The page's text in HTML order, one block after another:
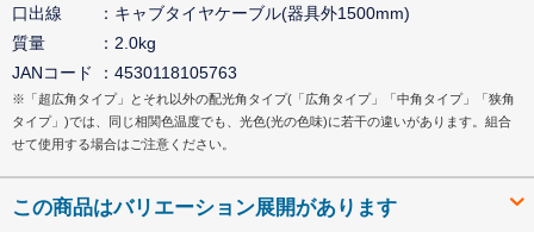
口出線
キャブタイヤケーブル(器具外1500mm)
質量
2.0kg
JANコード
4530118105763
※「超広角タイプ」とそれ以外の配光角タイプ(「広角タイプ」「中角タイプ」「狭角
タイプ」)では、同じ相関色温度でも、光色(光の色味)に若干の違いがあります。組合
せて使用する場合はご注意ください。
この商品はバリエーション展開があります